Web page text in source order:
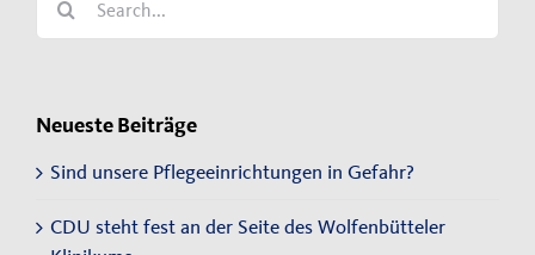
for:
Neueste Beiträge
Sind unsere Pflegeeinrichtungen in Gefahr?
CDU steht fest an der Seite des Wolfenbütteler